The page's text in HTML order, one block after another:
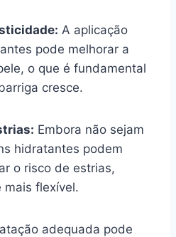
A aplicação
pode melhorar a
o que é fundamental
cresce.
Embora não sejam
hidratantes podem
o risco de estrias,
mais flexível.
adequada pode